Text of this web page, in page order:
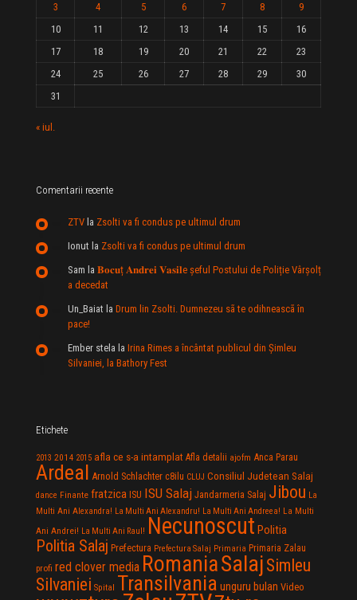
3
4 5 6 7 8
9
10
11 12 13 14 15
16
17
18 19 20 21 22
23
24
25 26 27 28 29
30
31
« iul.
Comentarii recente
ZTV la Zsolti va fi condus pe ultimul drum
Ionut la Zsolti va fi condus pe ultimul drum
Sam la 𝐁𝐨𝐜𝐮ț 𝐀𝐧𝐝𝐫𝐞𝐢 𝐕𝐚𝐬𝐢𝐥e şeful Postului de Poliție Vârșolț
a decedat
Un_Baiat la Drum lin Zsolti. Dumnezeu sã te odihneascã în
pace!
Ember stela la Irina Rimes a încântat publicul din Şimleu
Silvaniei, la Bathory Fest
Etichete
2013 2014 2015 afla ce s-a intamplat Afla detalii ajofm Anca Parau
Ardeal Arnold Schlachter c8ilu CLUJ Consiliul Judetean Salaj
dance Finante fratzica ISU ISU Salaj Jandarmeria Salaj Jibou La
Multi Ani Alexandra! La Multi Ani Alexandru! La Multi Ani Andreea! La Multi
Ani Andrei! La Multi Ani Raul! Necunoscut Politia
Politia Salaj Prefectura Prefectura Salaj Primaria Primaria Zalau
profi red clover media RomaniaSalaj Simleu
Silvaniei Spital Transilvania unguru bulan Video